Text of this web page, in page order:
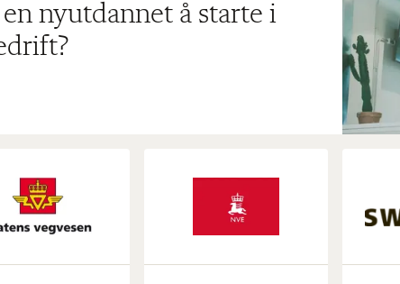
nyutdannet å starte i